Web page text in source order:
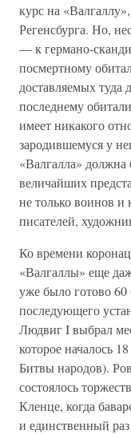
курс на
Регенсбурга. Но,
— к германо-
посмертному
доставляемых туда
последнему
имеет никакого
зародившемуся у
«Валгалла»
величайших
не только воинов и
писателей,
Ко времени
«Валгаллы» еще
уже было готово
последующего
Людвиг I выбрал
которое началось
Битвы народов).
состоялось
Кленце, когда
и единственный